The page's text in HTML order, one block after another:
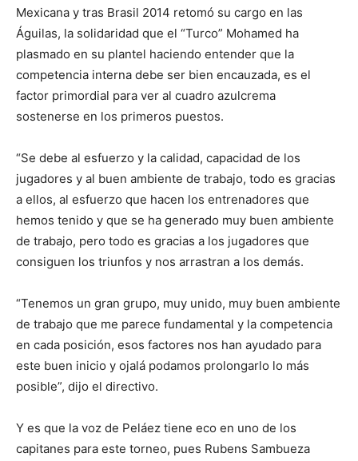
Mexicana y tras Brasil 2014 retomó su cargo en las
Águilas, la solidaridad que el “Turco” Mohamed ha
plasmado en su plantel haciendo entender que la
competencia interna debe ser bien encauzada, es el
factor primordial para ver al cuadro azulcrema
sostenerse en los primeros puestos.
“Se debe al esfuerzo y la calidad, capacidad de los
jugadores y al buen ambiente de trabajo, todo es gracias
a ellos, al esfuerzo que hacen los entrenadores que
hemos tenido y que se ha generado muy buen ambiente
de trabajo, pero todo es gracias a los jugadores que
consiguen los triunfos y nos arrastran a los demás.
“Tenemos un gran grupo, muy unido, muy buen ambiente
de trabajo que me parece fundamental y la competencia
en cada posición, esos factores nos han ayudado para
este buen inicio y ojalá podamos prolongarlo lo más
posible”, dijo el directivo.
Y es que la voz de Peláez tiene eco en uno de los
capitanes para este torneo, pues Rubens Sambueza